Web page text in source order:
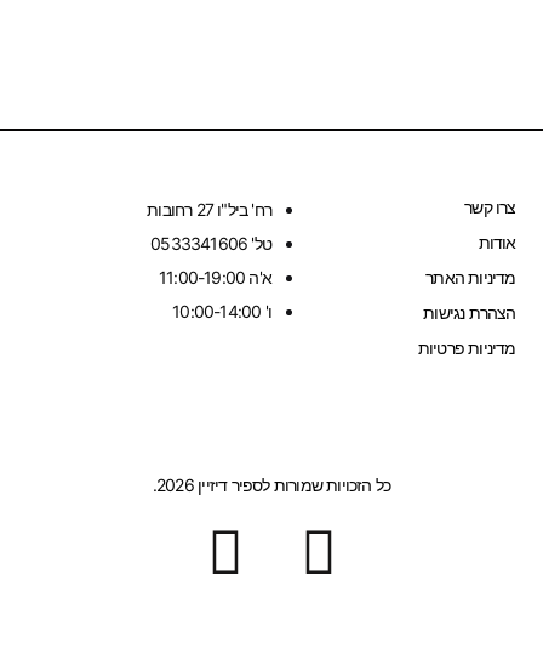
צרו קשר
אודות
מדיניות האתר
הצהרת נגישות
מדיניות פרטיות
רח' ביל"ו 27 רחובות
טל' 0533341606
א'ה 11:00-19:00
ו' 10:00-14:00
כל הזכויות שמורות לספיר דיזיין 2026.